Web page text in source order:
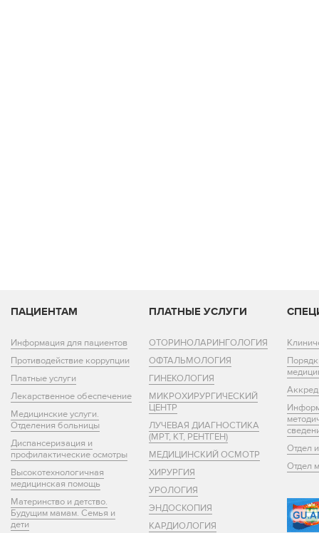
ПАЦИЕНТАМ
Информация для пациентов
Противодействие коррупции
Платные услуги
Лекарственное обеспечение
Медицинские услуги.
Отделения больницы
Диспансеризация и
профилактические осмотры
Высокотехнологичная
медицинская помощь
Материнство и детство.
Будущим мамам. Семья и
дети
ПЛАТНЫЕ УСЛУГИ
ОТОРИНОЛАРИНГОЛОГИЯ
ОФТАЛЬМОЛОГИЯ
ГИНЕКОЛОГИЯ
МИКРОХИРУРГИЧЕСКИЙ
ЦЕНТР
ЛУЧЕВАЯ ДИАГНОСТИКА
(МРТ, КТ, РЕНТГЕН)
МЕДИЦИНСКИЙ ОСМОТР
ХИРУРГИЯ
УРОЛОГИЯ
ЭНДОСКОПИЯ
КАРДИОЛОГИЯ
Отдел
Отдел